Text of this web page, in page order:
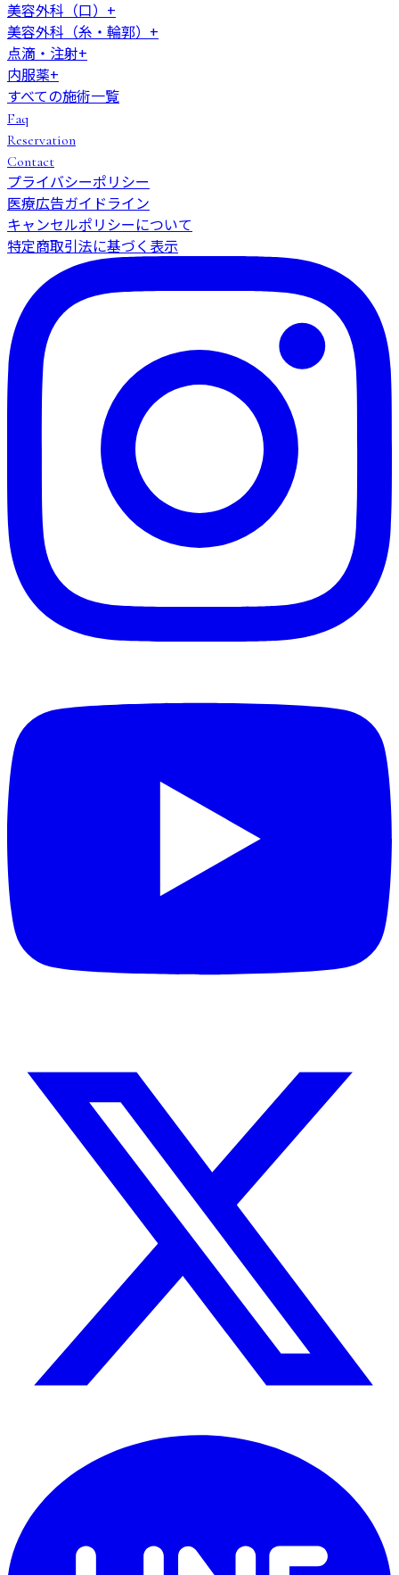
美容外科（口） +
美容外科（糸・輪郭） +
点滴・注射+
内服薬+
すべての施術一覧
Faq
Reservation
Contact
プライバシーポリシー
医療広告ガイドライン
キャンセルポリシーについて
特定商取引法に基づく表示